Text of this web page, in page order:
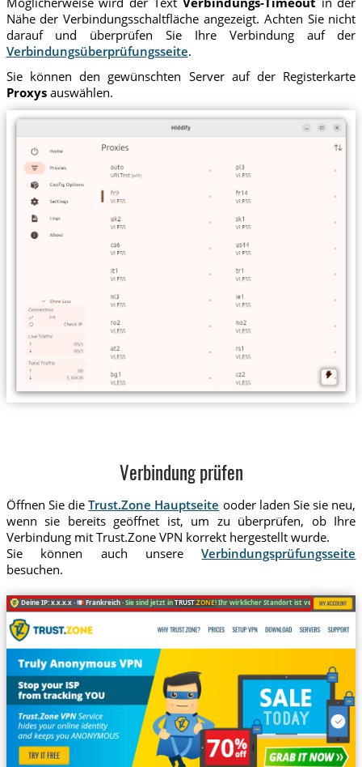
Nähe der Verbindungsschaltfläche angezeigt. Achten Sie nicht
darauf und überprüfen Sie Ihre Verbindung auf der
Verbindungsüberprüfungsseite.
Sie können den gewünschten Server auf der Registerkarte
Proxysauswählen.
Verbindung prüfen
Öffnen Sie dieTrust.Zone Hauptseite ooder laden Sie sie neu,
wenn sie bereits geöffnet ist, um zu überprüfen, ob Ihre
Verbindung mit Trust.Zone VPN korrekt hergestellt wurde.
Sie können auch unsereVerbindungsprüfungsseite
besuchen.
Deine IP: x.x.x.x · Frankreich ·Sie sind jetzt inTRUST.ZONE! Ihr wirklicher Standort ist versteckt!